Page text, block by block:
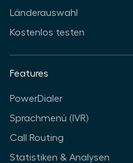
Länderauswahl
Kostenlos testen
Features
PowerDialer
Sprachmenü (IVR)
Call Routing
Statistiken & Analysen